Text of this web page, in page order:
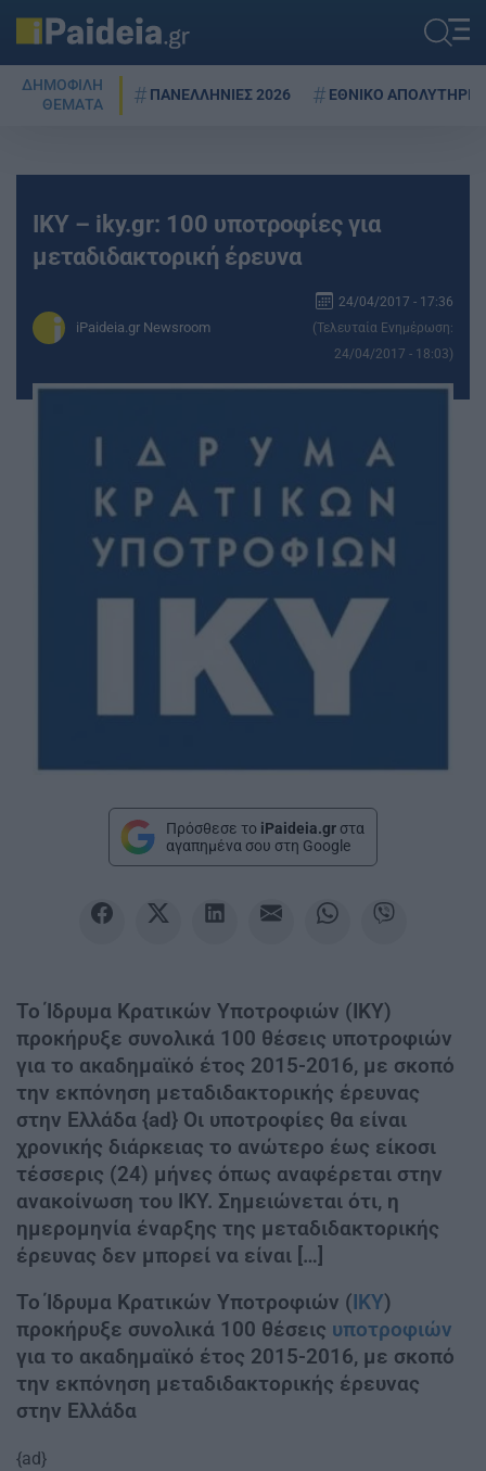
ΔΗΜΟΦΙΛΗ
ΘΕΜΑΤΑ
ΠΑΝΕΛΛΗΝΙΕΣ 2026 ΕΘΝΙΚΟ ΑΠΟΛΥΤΗΡΙΟ
ΙΚΥ – iky.gr: 100 υποτροφίες για
μεταδιδακτορική έρευνα
iPaideia.gr Newsroom
24/04/2017 - 17:36
(Τελευταία Ενημέρωση:
24/04/2017 - 18:03)
Πρόσθεσε το iPaideia.gr στα
αγαπημένα σου στη Google
Το Ίδρυμα Κρατικών Υποτροφιών (ΙΚΥ)
προκήρυξε συνολικά 100 θέσεις υποτροφιών
για το ακαδημαϊκό έτος 2015-2016, με σκοπό
την εκπόνηση μεταδιδακτορικής έρευνας
στην Ελλάδα {ad} Οι υποτροφίες θα είναι
χρονικής διάρκειας το ανώτερο έως είκοσι
τέσσερις (24) μήνες όπως αναφέρεται στην
ανακοίνωση του ΙΚΥ. Σημειώνεται ότι, η
ημερομηνία έναρξης της μεταδιδακτορικής
έρευνας δεν μπορεί να είναι […]
Το Ίδρυμα Κρατικών Υποτροφιών ( ΙΚΥ)
προκήρυξε συνολικά 100 θέσεις υποτροφιών
για το ακαδημαϊκό έτος 2015-2016, με σκοπό
την εκπόνηση μεταδιδακτορικής έρευνας
στην Ελλάδα
{ad}